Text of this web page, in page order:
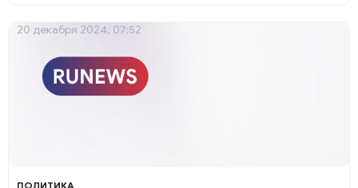
ПОЛИТИКА
20 декабря 2024, 07:52